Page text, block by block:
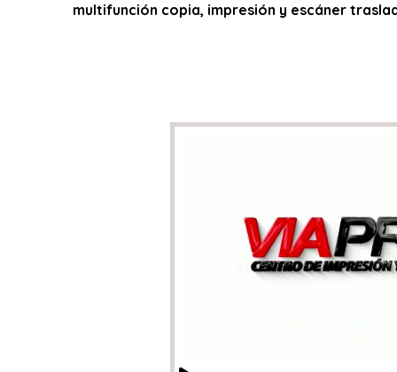
multifunción copia, impresión y escáner